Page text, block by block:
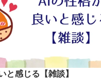
と感じる【雑談】